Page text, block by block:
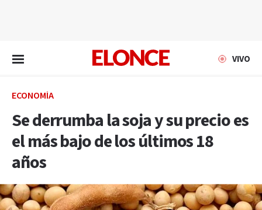
VIVO
ECONOMÍA
Se derrumba la soja y su precio es
el más bajo de los últimos 18
años